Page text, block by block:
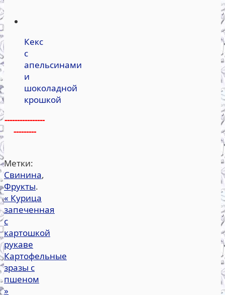
Кекс
с
апельсинами
и
шоколадной
крошкой
----------------
---------
Метки:
Свинина,
Фрукты.
« Курица
запеченная
с
картошкой
рукаве
Картофельные
зразы с
пшеном
»